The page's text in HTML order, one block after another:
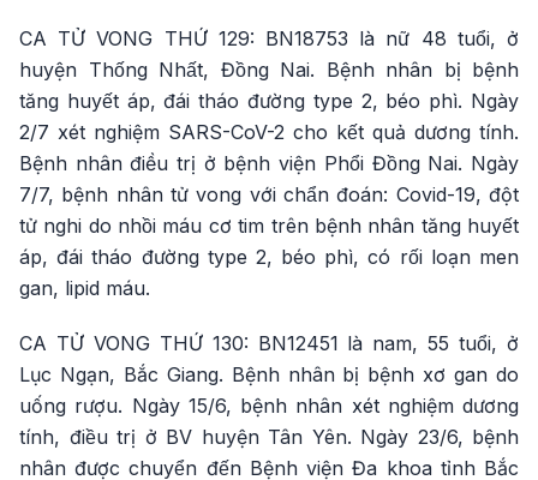
CA TỬ VONG THỨ 129: BN18753 là nữ 48 tuổi, ở
huyện Thống Nhất, Đồng Nai. Bệnh nhân bị bệnh
tăng huyết áp, đái tháo đường type 2, béo phì. Ngày
2/7 xét nghiệm SARS-CoV-2 cho kết quả dương tính.
Bệnh nhân điều trị ở bệnh viện Phổi Đồng Nai. Ngày
7/7, bệnh nhân tử vong với chẩn đoán: Covid-19, đột
tử nghi do nhồi máu cơ tim trên bệnh nhân tăng huyết
áp, đái tháo đường type 2, béo phì, có rối loạn men
gan, lipid máu.
CA TỬ VONG THỨ 130: BN12451 là nam, 55 tuổi, ở
Lục Ngạn, Bắc Giang. Bệnh nhân bị bệnh xơ gan do
uống rượu. Ngày 15/6, bệnh nhân xét nghiệm dương
tính, điều trị ở BV huyện Tân Yên. Ngày 23/6, bệnh
nhân được chuyển đến Bệnh viện Đa khoa tỉnh Bắc